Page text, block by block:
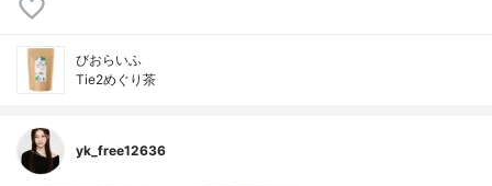
びおらいふ
Tie2めぐり茶
yk_free12636